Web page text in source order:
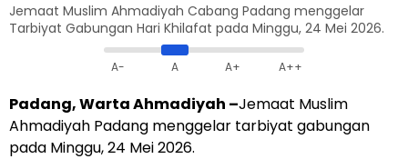
Jemaat Muslim Ahmadiyah Cabang Padang menggelar
Tarbiyat Gabungan Hari Khilafat pada Minggu, 24 Mei 2026.
A- A A+ A++
Padang, Warta Ahmadiyah –Jemaat Muslim
Ahmadiyah Padang menggelar tarbiyat gabungan
pada Minggu, 24 Mei 2026.